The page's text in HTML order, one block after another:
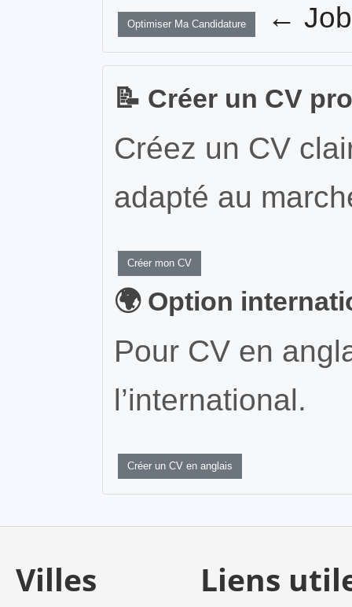
Optimiser Ma Candidature ←
📝 Créer un CV
Créez un CV
adapté au
Créer mon CV
🌍 Option
Pour CV en
l’international.
Créer un CV en anglais
Villes
Liens